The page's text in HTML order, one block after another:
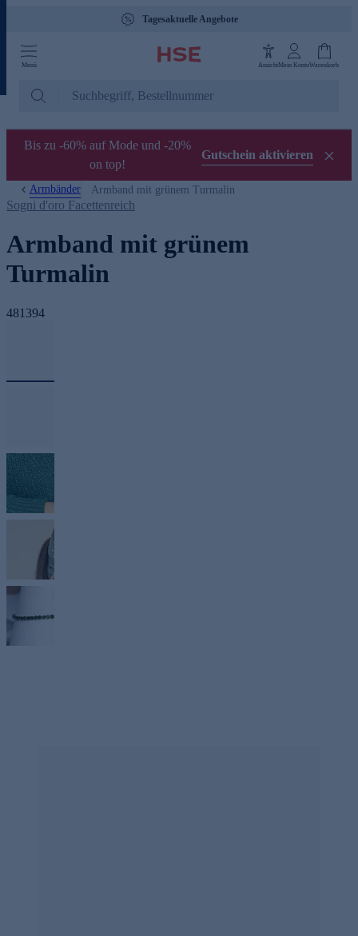
Gebührenfreie Hotline 0800 29 88 88
Menü AnsichtMein KontoWarenkorb
Bis zu -60% auf Mode und -20%
on top!
Gutschein aktivieren
Armbänder Armband mit grünem Turmalin
Sogni d'oro Facettenreich
Armband mit grünem
Turmalin
481394